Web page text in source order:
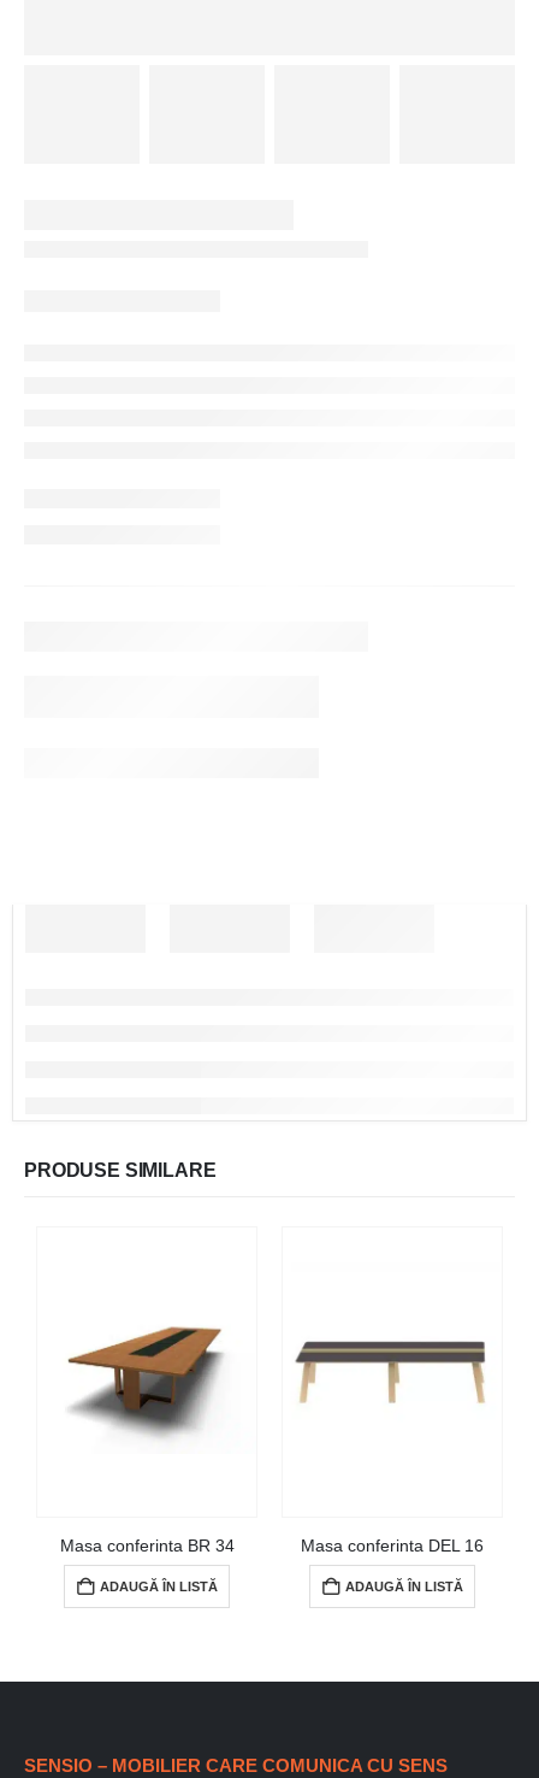
PRODUSE SIMILARE
Masa conferinta BR 34
ADAUGĂ ÎN LISTĂ
Masa conferinta DEL 16
ADAUGĂ ÎN LISTĂ
SENSIO – MOBILIER CARE COMUNICA CU SENS